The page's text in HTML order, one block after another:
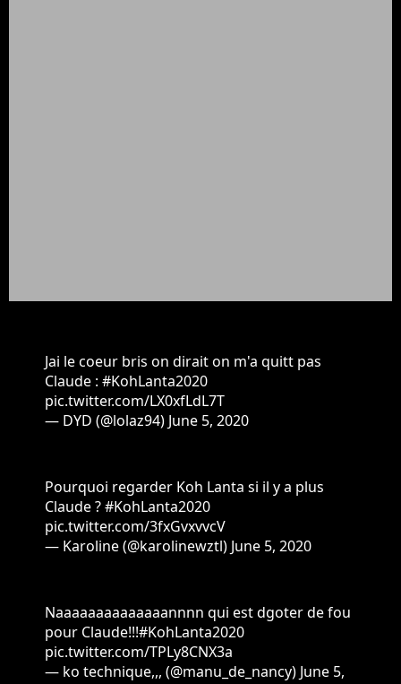
Jai le coeur bris on dirait on m'a quitt pas
Claude : #KohLanta2020
pic.twitter.com/LX0xfLdL7T
— DYD (@lolaz94) June 5, 2020
Pourquoi regarder Koh Lanta si il y a plus
Claude ?#KohLanta2020
pic.twitter.com/3fxGvxvvcV
— Karoline (@karolinewztl) June 5, 2020
Naaaaaaaaaaaaaannnn qui est dgoter de fou
pour Claude!!!#KohLanta2020
pic.twitter.com/TPLy8CNX3a
— ko technique,,, (@manu_de_nancy) June 5,